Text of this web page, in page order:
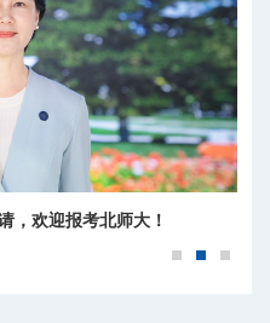
，欢迎报考北师大！